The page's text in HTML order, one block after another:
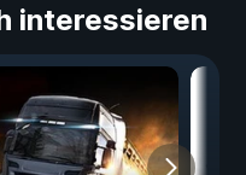
interessieren